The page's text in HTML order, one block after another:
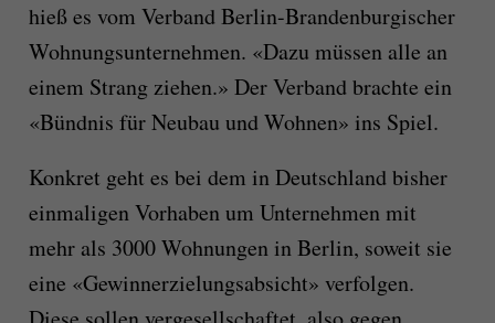
hieß es vom Verband Berlin-Brandenburgischer
Wohnungsunternehmen. «Dazu müssen alle an
einem Strang ziehen.» Der Verband brachte ein
«Bündnis für Neubau und Wohnen» ins Spiel.
Konkret geht es bei dem in Deutschland bisher
einmaligen Vorhaben um Unternehmen mit
mehr als 3000 Wohnungen in Berlin, soweit sie
eine «Gewinnerzielungsabsicht» verfolgen.